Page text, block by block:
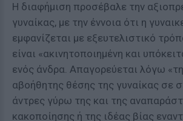
Η διαφήμιση προσέβαλε την
γυναίκας, με την έννοια ότι η
εμφανίζεται με εξευτελιστικό
είναι «ακινητοποιημένη και
ενός άνδρα. Απαγορεύεται λόγω
αβοήθητης θέσης της γυναίκας σε
άντρες γύρω της και της
κακοποίησης ή της ιδέας βίας